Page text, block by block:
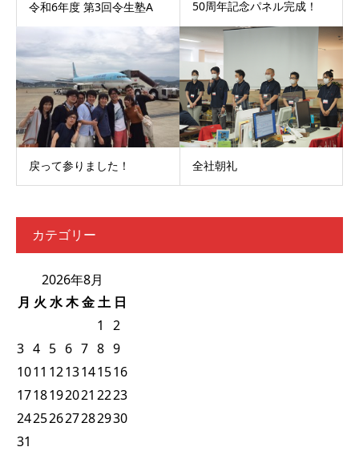
令和6年度 第3回令生塾A 50周年記念パネル完成！
戻って参りました！ 全社朝礼
カテゴリー
2026年8月
月 火 水木金土 日
1
2
3 4 5 6 7 8 9
1011 1213141516
1718192021 2223
24252627282930
31